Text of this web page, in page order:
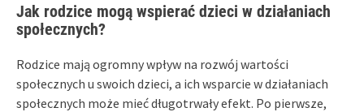
Jak rodzice mogą wspierać dzieci w działaniach
społecznych?
Rodzice mają ogromny wpływ na rozwój wartości
społecznych u swoich dzieci, a ich wsparcie w działaniach
społecznych może mieć długotrwały efekt. Po pierwsze,